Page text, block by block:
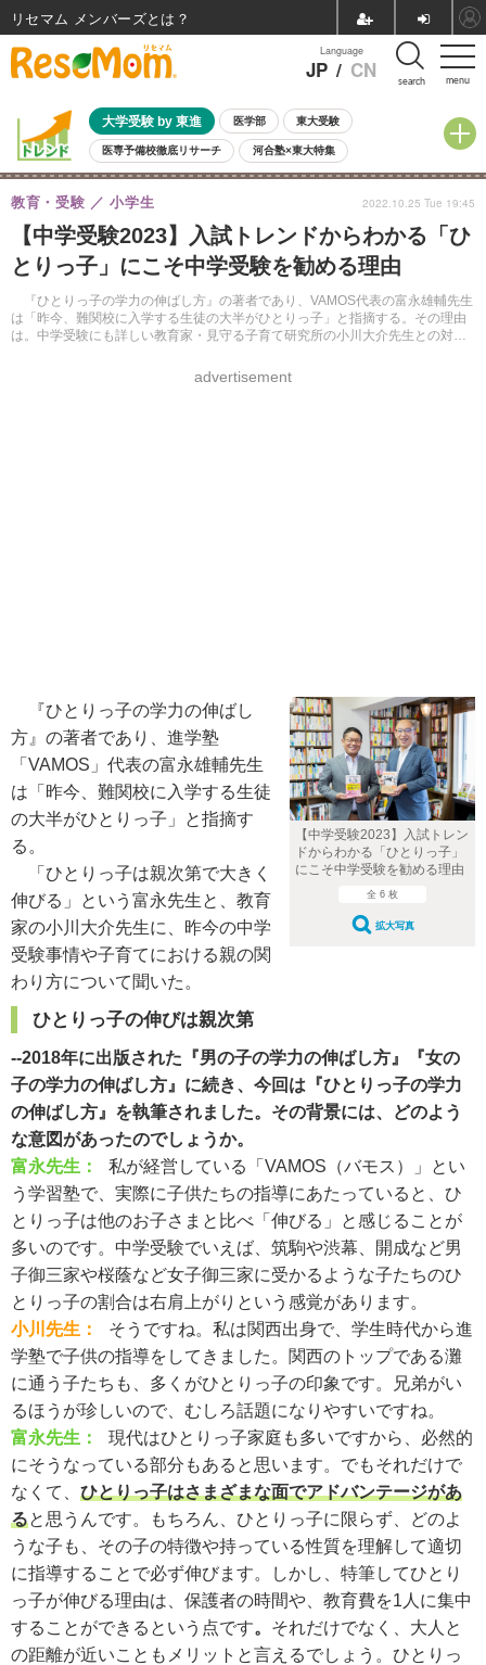
menu
Language
JP / CN search
大学受験 by 東進 医学部 東大受験
医専予備校徹底リサーチ 河合塾×東大特集
親子で考える大学選び 高校受験 中学受験 小学校受験
共通テスト 夏休み
8月開催イベント・WS 全国公立高校 過去問 人気記事
自由研究教材（小学生向け） 自由研究教材（中学生向け） ランキング
【中学受験2023】入試トレンドからわかる「ひ
とりっ子」にこそ中学受験を勧める理由
『ひとりっ子の学力の伸ばし方』の著者であり、VAMOS代表の富永雄輔先生
は「昨今、難関校に入学する生徒の大半がひとりっ子」と指摘する。その理由
は。中学受験にも詳しい教育家・見守る子育て研究所の小川大介先生との対談
教育・受験 小学生
advertisement
2022.10.25 Tue 19:45
【中学受験2023】入試トレン
ドからわかる「ひとりっ子」
にこそ中学受験を勧める理由
全 6 枚
拡大写真
『ひとりっ子の学力の伸ばし
方』の著者であり、進学塾
「VAMOS」代表の富永雄輔先生
は「昨今、難関校に入学する生徒
の大半がひとりっ子」と指摘す
る。
「ひとりっ子は親次第で大きく
伸びる」という富永先生と、教育
家の小川大介先生に、昨今の中学
受験事情や子育てにおける親の関
わり方について聞いた。
ひとりっ子の伸びは親次第
--2018年に出版された『男の子の学力の伸ばし方』『女の
子の学力の伸ばし方』に続き、今回は『ひとりっ子の学力
の伸ばし方』を執筆されました。その背景には、どのよう
な意図があったのでしょうか。
富永先生：
私が経営している「VAMOS（バモス）」とい
う学習塾で、実際に子供たちの指導にあたっていると、ひ
とりっ子は他のお子さまと比べ「伸びる」と感じることが
多いのです。中学受験でいえば、筑駒や渋幕、開成など男
子御三家や桜蔭など女子御三家に受かるような子たちのひ
とりっ子の割合は右肩上がりという感覚があります。
小川先生：
そうですね。私は関西出身で、学生時代から進
学塾で子供の指導をしてきました。関西のトップである灘
に通う子たちも、多くがひとりっ子の印象です。兄弟がい
るほうが珍しいので、むしろ話題になりやすいですね。
富永先生：
現代はひとりっ子家庭も多いですから、必然的
にそうなっている部分もあると思います。でもそれだけで
なくて、 ひとりっ子はさまざまな面でアドバンテージがあ
ると思うんです。もちろん、ひとりっ子に限らず、どのよ
うな子も、その子の特徴や持っている性質を理解して適切
に指導することで必ず伸びます。しかし、特筆してひとり
っ子が伸びる理由は、保護者の時間や、教育費を1人に集中
することができるという点です。 それだけでなく、大人と
の距離が近いこともメリットと言えるでしょう。ひとりっ
リセマム メンバーズ